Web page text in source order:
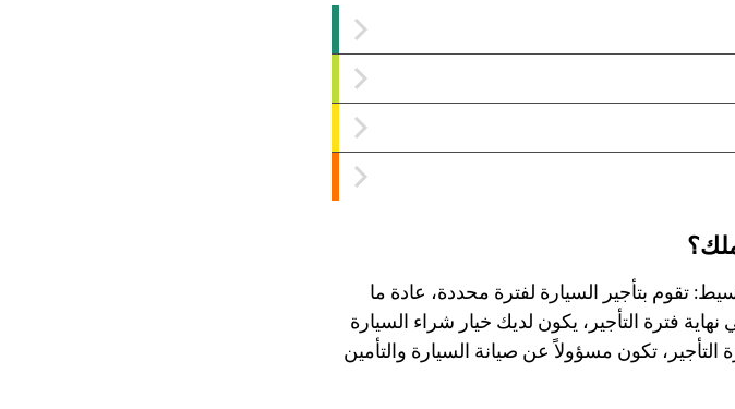
تقوم بتأجير السيارة لفترة محددة، عادة ما
في نهاية فترة التأجير، يكون لديك خيار شراء السيارة
تكون مسؤولاً عن صيانة السيارة والتأمين